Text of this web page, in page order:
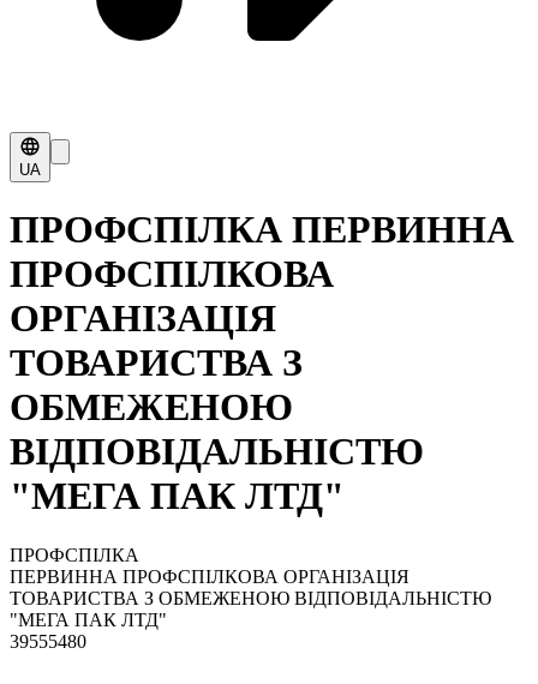
UA
ПРОФСПІЛКА ПЕРВИННА
ПРОФСПІЛКОВА
ОРГАНІЗАЦІЯ
ТОВАРИСТВА З
ОБМЕЖЕНОЮ
ВІДПОВІДАЛЬНІСТЮ
"МЕГА ПАК ЛТД"
ПРОФСПІЛКА
ПЕРВИННА ПРОФСПІЛКОВА ОРГАНІЗАЦІЯ
ТОВАРИСТВА З ОБМЕЖЕНОЮ ВІДПОВІДАЛЬНІСТЮ
"МЕГА ПАК ЛТД"
39555480